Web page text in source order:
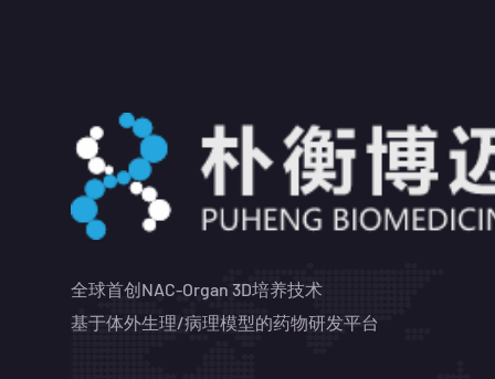
全球首创NAC-Organ 3D培养技术
基于体外生理/病理模型的药物研发平台